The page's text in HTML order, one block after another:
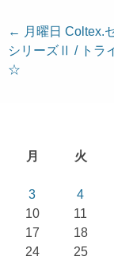
投
稿
ナ
← 月曜日 Coltex.
シリーズⅡ / トラ
☆
月 火
3
4
10
11
17
18
24
25